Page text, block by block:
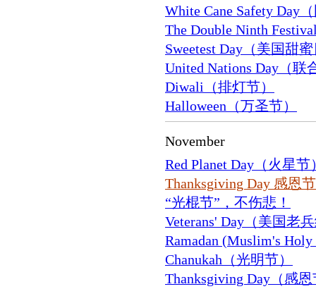
White Cane Safety Day
The Double Ninth
Sweetest Day（美国甜
United Nations Day（联
Diwali（排灯节）
Halloween（万圣节）
November
Red Planet Day（火星节
Thanksgiving Day 感恩
“光棍节”，不伤悲！
Veterans' Day（美国老
Ramadan (Muslim's
Chanukah（光明节）
Thanksgiving Day（感